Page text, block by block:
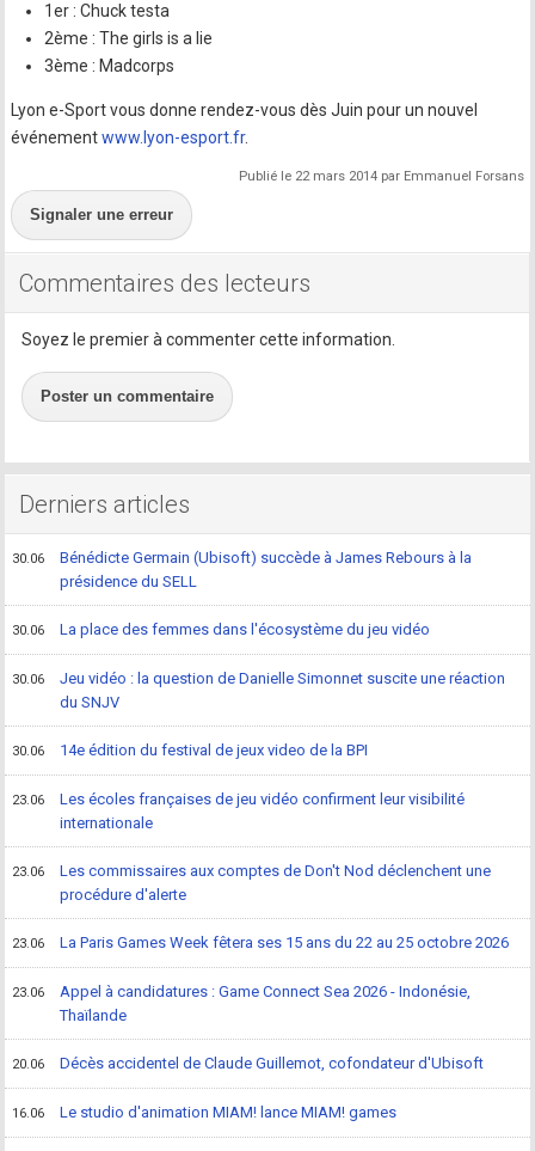
1er : Chuck testa
2ème : The girls is a lie
3ème : Madcorps
Lyon e-Sport vous donne rendez-vous dès Juin pour un nouvel
événementwww.lyon-esport.fr.
Publié le 22 mars 2014 par Emmanuel Forsans
Signaler une erreur
Commentaires des lecteurs
Soyez le premier à commenter cette information.
Poster un commentaire
Derniers articles
30.06
Bénédicte Germain (Ubisoft) succède à James Rebours à la
présidence du SELL
30.06 La place des femmes dans l'écosystème du jeu vidéo
30.06
Jeu vidéo : la question de Danielle Simonnet suscite une réaction
du SNJV
30.06 14e édition du festival de jeux video de la BPI
23.06
Les écoles françaises de jeu vidéo confirment leur visibilité
internationale
23.06
Les commissaires aux comptes de Don't Nod déclenchent une
procédure d'alerte
23.06 La Paris Games Week fêtera ses 15 ans du 22 au 25 octobre 2026
23.06
Appel à candidatures : Game Connect Sea 2026 - Indonésie,
Thaïlande
20.06 Décès accidentel de Claude Guillemot, cofondateur d'Ubisoft
16.06 Le studio d'animation MIAM! lance MIAM! games